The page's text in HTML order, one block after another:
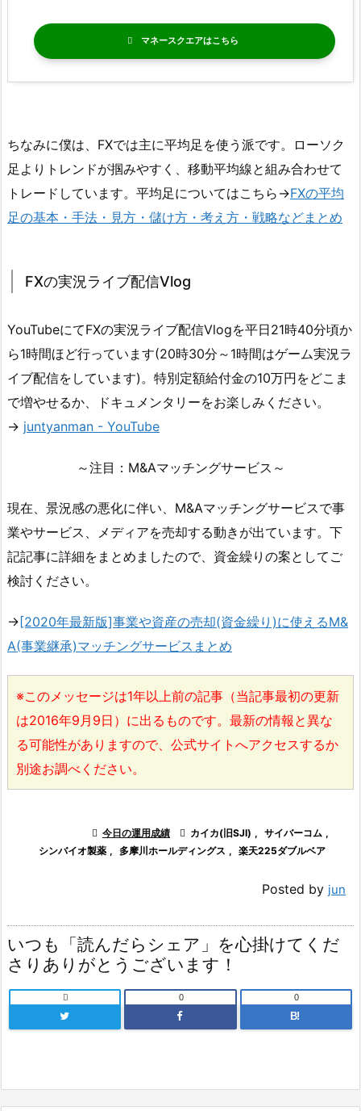
マネースクエア
ちなみに僕は、FXでは主に平均足を使う派です。ローソク
足よりトレンドが掴みやすく、移動平均線と組み合わせて
トレードしています。平均足についてはこちら→FXの平均
足の基本・手法・見方・儲け方・考え方・戦略などまとめ
FXの実況ライブ配信Vlog
YouTubeにてFXの実況ライブ配信Vlogを平日21時40分頃か
ら1時間ほど行っています(20時30分～1時間はゲーム実況ラ
イブ配信をしています)。特別定額給付金の10万円をどこま
で増やせるか、ドキュメンタリーをお楽しみください。
→ juntyanman - YouTube
～注目：M&Aマッチングサービス～
現在、景況感の悪化に伴い、M&Aマッチングサービスで事
業やサービス、メディアを売却する動きが出ています。下
記記事に詳細をまとめましたので、資金繰りの案としてご
検討ください。
→ [2020年最新版]事業や資産の売却(資金繰り)に使えるM&
A(事業継承)マッチングサービスまとめ
※このメッセージは1年以上前の記事（当記事最初の更新
は2016年9月9日）に出るものです。最新の情報と異な
る可能性がありますので、公式サイトへアクセスするか
別途お調べください。
 今日の運用成績  カイカ(旧SJI) , サイバーコム ,
シンバイオ製薬 , 多摩川ホールディングス , 楽天225ダブルベア
Posted by jun
いつも「読んだらシェア」を心掛けてくだ
さりありがとうございます！
 0
B!
0